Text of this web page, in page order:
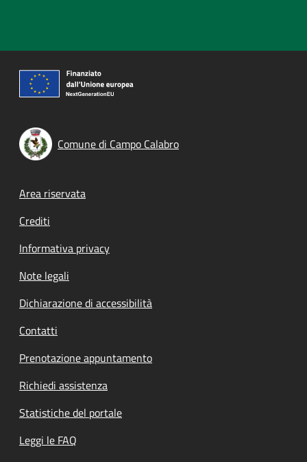
Comune di Campo Calabro
Footer menu
Area riservata
Crediti
Informativa privacy
Note legali
Dichiarazione di accessibilità
Contatti
Prenotazione appuntamento
Richiedi assistenza
Statistiche del portale
Leggi le FAQ